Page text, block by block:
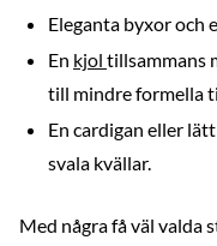
Eleganta byxor och
En kjol tillsammans
till mindre formella
En cardigan eller
svala kvällar.
Med några få väl valda